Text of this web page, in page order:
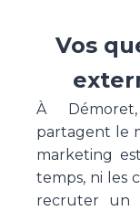
Vos
À
partagent le
marketing
temps, ni les
recruter un